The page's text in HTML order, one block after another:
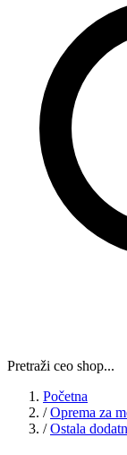
Pretraži ceo shop...
Početna
/ Oprema za
/ Ostala